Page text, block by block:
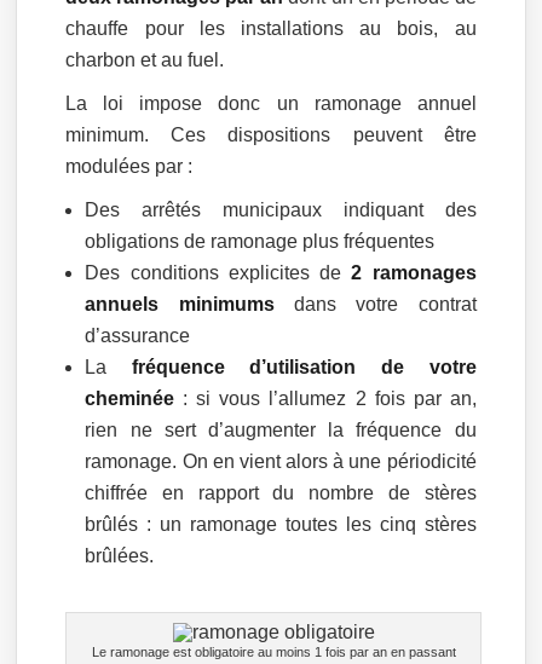
chauffe pour les installations au bois, au
charbon et au fuel.
La loi impose donc un ramonage annuel
minimum. Ces dispositions peuvent être
modulées par :
Des arrêtés municipaux indiquant des
obligations de ramonage plus fréquentes
Des conditions explicites de2 ramonages
annuels minimumsdans votre contrat
d’assurance
La fréquence d’utilisation de votre
cheminée : si vous l’allumez 2 fois par an,
rien ne sert d’augmenter la fréquence du
ramonage. On en vient alors à une périodicité
chiffrée en rapport du nombre de stères
brûlés : un ramonage toutes les cinq stères
brûlées.
Le ramonage est obligatoire au moins 1 fois par an en passant